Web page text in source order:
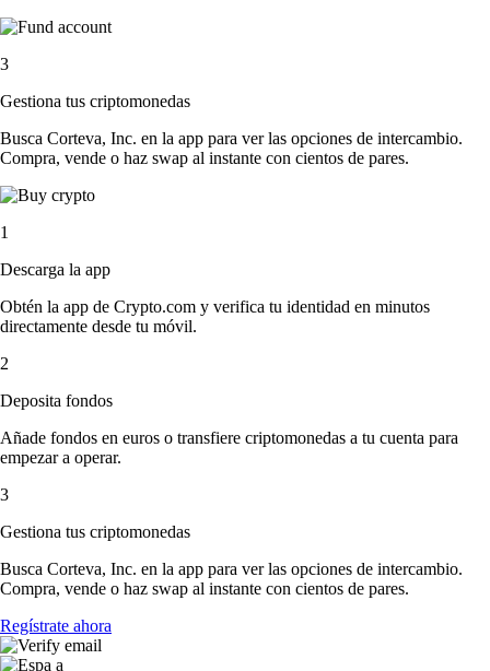
3
Gestiona tus criptomonedas
Busca Corteva, Inc. en la app para ver las opciones de intercambio.
Compra, vende o haz swap al instante con cientos de pares.
1
Descarga la app
Obtén la app de Crypto.com y verifica tu identidad en minutos
directamente desde tu móvil.
2
Deposita fondos
Añade fondos en euros o transfiere criptomonedas a tu cuenta para
empezar a operar.
3
Gestiona tus criptomonedas
Busca Corteva, Inc. en la app para ver las opciones de intercambio.
Compra, vende o haz swap al instante con cientos de pares.
Regístrate ahora